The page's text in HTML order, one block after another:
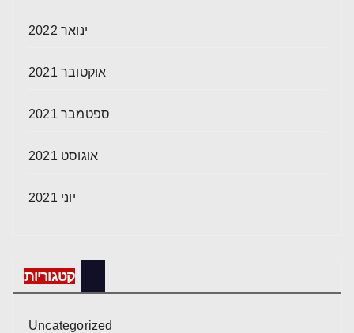
ינואר 2022
אוקטובר 2021
ספטמבר 2021
אוגוסט 2021
יוני 2021
קטגוריות
Uncategorized